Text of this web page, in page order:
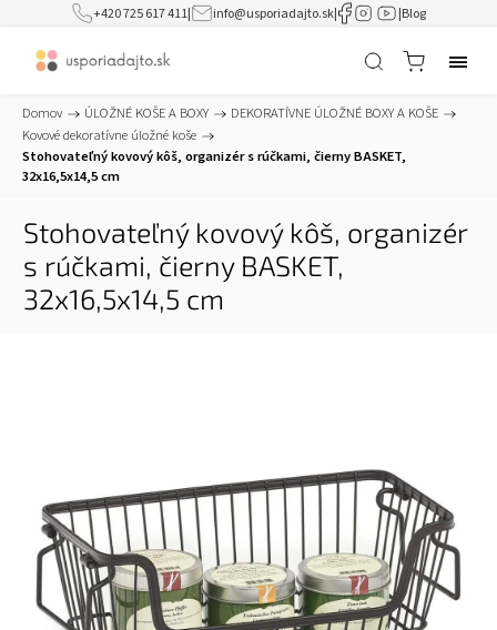
+420 725 617 411| info@usporiadajto.sk| |Blog
Domov / ÚLOŽNÉ KOŠE A BOXY / DEKORATÍVNE ÚLOŽNÉ BOXY A KOŠE /
Kovové dekoratívne úložné koše /
Stohovateľný kovový kôš, organizér s rúčkami, čierny BASKET,
32x16,5x14,5 cm
Stohovateľný kovový kôš, organizér
s rúčkami, čierny BASKET,
32x16,5x14,5 cm